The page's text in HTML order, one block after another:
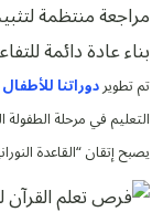
مراجعة منتظمة
بناء عادة دائمة
تم تطويردوراتنا
التعليم في مرحلة
يصبح إتقان “القاعدة